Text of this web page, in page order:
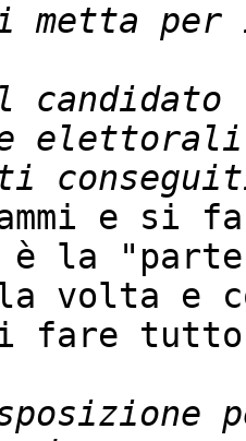
e si
è la
volta e
fare